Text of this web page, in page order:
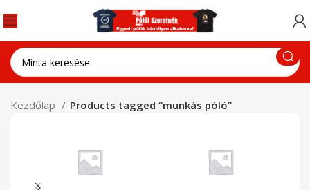
Kezdőlap Products tagged “munkás póló”